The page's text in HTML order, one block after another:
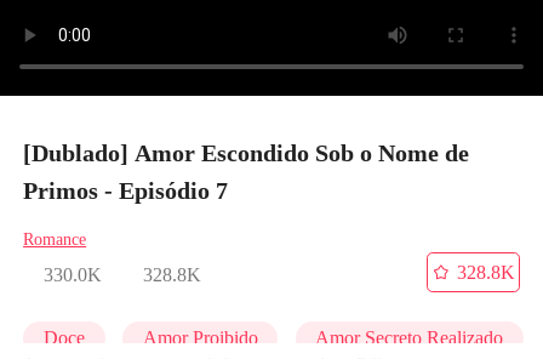
[Dublado] Amor Escondido Sob o Nome de
Primos - Episódio 7
Romance
330.0K 328.8K
328.8K
Doce Amor Proibido Amor Secreto Realizado